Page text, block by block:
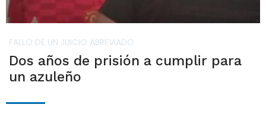
FALLO DE UN JUICIO ABREVIADO
Dos años de prisión a cumplir para
un azuleño